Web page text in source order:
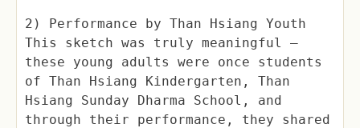
2) Performance by Than Hsiang Youth
This sketch was truly meaningful —
these young adults were once students
of Than Hsiang Kindergarten, Than
Hsiang Sunday Dharma School, and
through their performance, they shared